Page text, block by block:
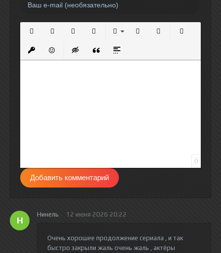
Вставить защищенную ссылку
Вставить смайлик
Вставка скрытого текста
Вставка цитаты
Вставка спойлера
0
Добавить комментарий
Н
Нинель 12 июня 2026 20:22
Очень хорошее продолжение сериала , и так
быстро закрыли жаль очень жаль , актёры